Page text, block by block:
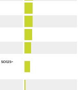
réexamens aux divers stades
macroscopique et